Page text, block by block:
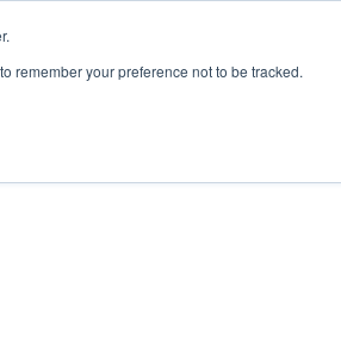
remember your preference not to be tracked.